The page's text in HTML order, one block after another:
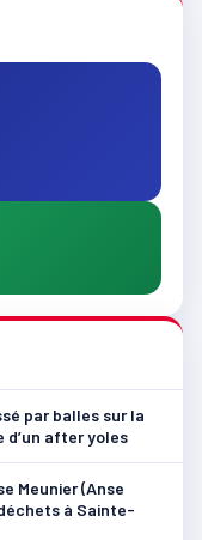
par balles sur la
d’un after yoles
Meunier (Anse
à Sainte-